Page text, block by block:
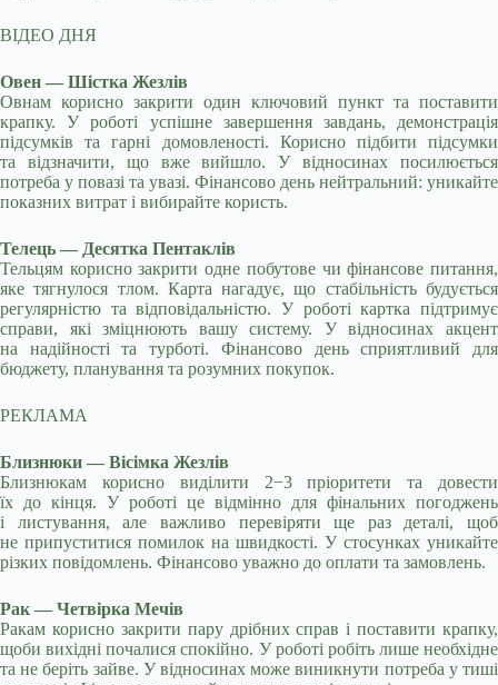
ВІДЕО ДНЯ
Овен — Шістка Жезлів
Овнам корисно закрити один ключовий пункт та поставити
крапку. У роботі успішне завершення завдань, демонстрація
підсумків та гарні домовленості. Корисно підбити підсумки
та відзначити, що вже вийшло. У відносинах посилюється
потреба у повазі та увазі. Фінансово день нейтральний: уникайте
показних витрат і вибирайте користь.
Телець — Десятка Пентаклів
Тельцям корисно закрити одне побутове чи фінансове питання,
яке тягнулося тлом. Карта нагадує, що стабільність будується
регулярністю та відповідальністю. У роботі картка підтримує
справи, які зміцнюють вашу систему. У відносинах акцент
на надійності та турботі. Фінансово день сприятливий для
бюджету, планування та розумних покупок.
РЕКЛАМА
Близнюки — Вісімка Жезлів
Близнюкам корисно виділити 2−3 пріоритети та довести
їх до кінця. У роботі це відмінно для фінальних погоджень
і листування, але важливо перевіряти ще раз деталі, щоб
не припуститися помилок на швидкості. У стосунках уникайте
різких повідомлень. Фінансово уважно до оплати та замовлень.
Рак — Четвірка Мечів
Ракам корисно закрити пару дрібних справ і поставити крапку,
щоби вихідні почалися спокійно. У роботі робіть лише необхідне
та не беріть зайве. У відносинах може виникнути потреба у тиші